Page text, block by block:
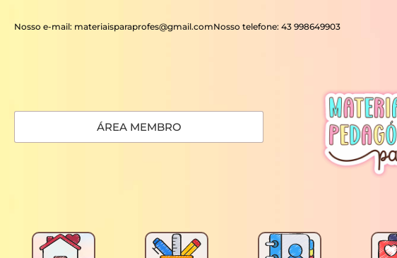
Nosso e-mail: materiaisparaprofes@gmail.comNosso telefone: 43 998649903
ÁREA MEMBRO